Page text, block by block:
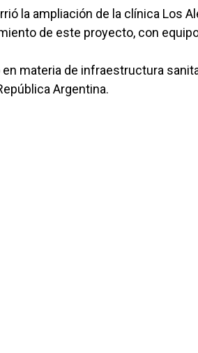
la ampliación de la clínica Los
de este proyecto, con
materia de infraestructura
Argentina.